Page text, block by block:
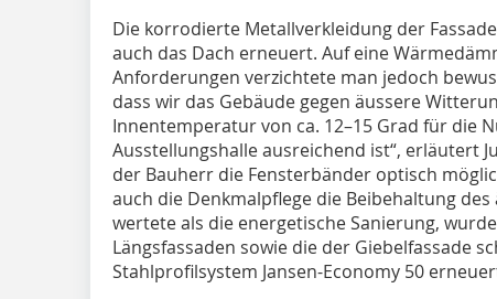
Die korrodierte Metallverkleidung der
auch das Dach erneuert. Auf eine
Anforderungen verzichtete man jedoch
dass wir das Gebäude gegen äussere
Innentemperatur von ca. 12–15 Grad für die
Ausstellungshalle ausreichend ist“, erläutert
der Bauherr die Fensterbänder optisch
auch die Denkmalpflege die Beibehaltung
wertete als die energetische Sanierung,
Längsfassaden sowie die der Giebelfassade
Stahlprofilsystem Jansen-Economy 50